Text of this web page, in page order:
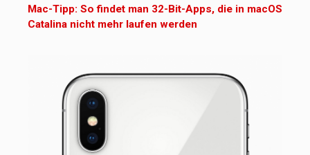
Mac-Tipp: So findet man 32-Bit-Apps, die in macOS
Catalina nicht mehr laufen werden